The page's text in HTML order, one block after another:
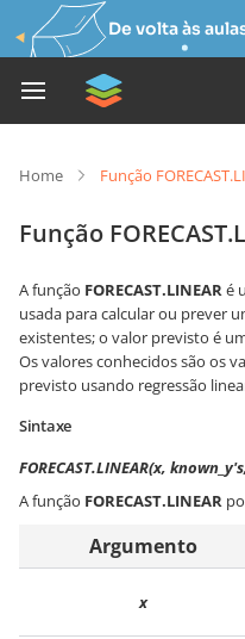
De volta às
Home Função
Função
A função FORECAST.LINEARé
usada para calcular ou prever
existentes; o valor previsto é
Os valores conhecidos são os
previsto usando regressão
Sintaxe
FORECAST.LINEAR(x,
A função FORECAST.LINEAR
Argumento
x